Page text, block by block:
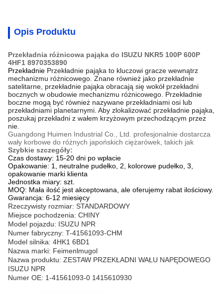
Opis Produktu
Przekładnia różnicowa pająka do ISUZU NKR5 100P 600P
4HF1 8970353890
Przekładnie Przekładnie pająka to kluczowi gracze wewnątrz
mechanizmu różnicowego. Znane również jako przekładnie
satelitarne, przekładnie pająka obracają się wokół przekładni
bocznych w obudowie mechanizmu różnicowego. Przekładnie
boczne mogą być również nazywane przekładniami osi lub
przekładniami planetarnymi. Aby zlokalizować przekładnie pająka,
poszukaj przekładni z wałem krzyżowym przechodzącym przez
nie.
Guangdong Huimen Industrial Co., Ltd. profesjonalnie dostarcza
wały korbowe do różnych japońskich ciężarówek, takich jak
Szybkie szczegóły:
Czas dostawy: 15-20 dni po wpłacie
Opakowanie: 1, neutralne pudełko, 2, kolorowe pudełko, 3,
opakowanie marki klienta
Jednostka miary: szt.
MOQ: Mała ilość jest akceptowana, ale oferujemy rabat ilościowy.
Gwarancja: 6-12 miesięcy
Rzeczywisty rozmiar: STANDARDOWY
Miejsce pochodzenia: CHINY
Model pojazdu: ISUZU NPR
Numer fabryczny: T-41561093-CHM
Model silnika: 4HK1 6BD1
Nazwa marki: Feimenlmugol
Nazwa produktu: ZESTAW PRZEKŁADNI WAŁU NAPĘDOWEGO
ISUZU NPR
Numer OE: 1-41561093-0 1415610930